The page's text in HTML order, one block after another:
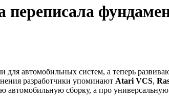
для автомобильных систем, а теперь
разработчики упоминают Atari VCS,
автомобильную сборку, а про